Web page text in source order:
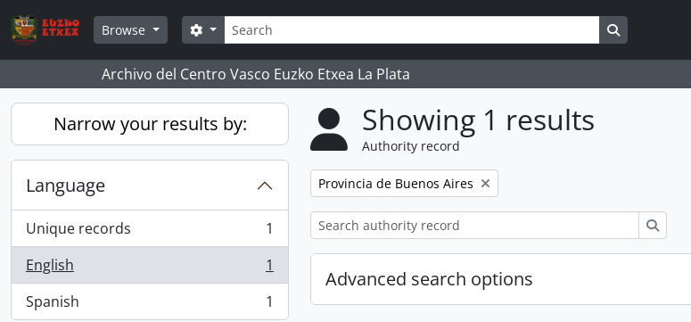
Skip to main content
Browse
Search
Search options
Archivo del Centro Vasco Euzko Etxea La Plata
Narrow your results by:
Language
Unique records
, 1 results
1
English
, 1 results
1
Spanish
, 1 results 1
Showing 1 results
Authority record
Remove filter:
Provincia de Buenos Aires
Advanced search options